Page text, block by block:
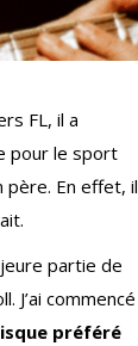
FL, il a
pour le sport
En effet, il
partie de
J’ai commencé
préféré